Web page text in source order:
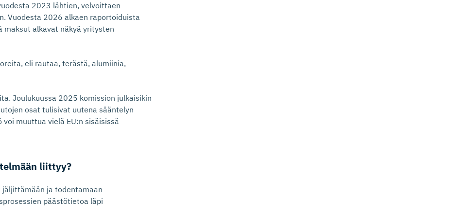
2023 lähtien, velvoittaen
Vuodesta 2026 alkaen raportoiduista
maksut alkavat näkyä yritysten
eli rautaa, terästä, alumiinia,
Joulukuussa 2025 komission julkaisikin
osat tulisivat uutena sääntelyn
muuttua vielä EU:n sisäisissä
liittyy?
jäljittämään ja todentamaan
päästötietoa läpi